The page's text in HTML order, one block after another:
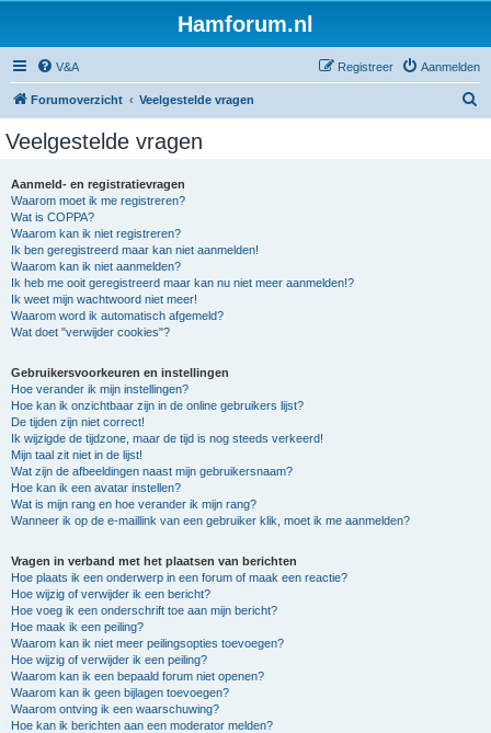
Hamforum.nl
V&A Aanmelden
Registreer
Forumoverzicht Veelgestelde vragen
Veelgestelde vragen
Aanmeld- en registratievragen
Waarom moet ik me registreren?
Wat is COPPA?
Waarom kan ik niet registreren?
Ik ben geregistreerd maar kan niet aanmelden!
Waarom kan ik niet aanmelden?
Ik heb me ooit geregistreerd maar kan nu niet meer aanmelden!?
Ik weet mijn wachtwoord niet meer!
Waarom word ik automatisch afgemeld?
Wat doet "verwijder cookies"?
Gebruikersvoorkeuren en instellingen
Hoe verander ik mijn instellingen?
Hoe kan ik onzichtbaar zijn in de online gebruikers lijst?
De tijden zijn niet correct!
Ik wijzigde de tijdzone, maar de tijd is nog steeds verkeerd!
Mijn taal zit niet in de lijst!
Wat zijn de afbeeldingen naast mijn gebruikersnaam?
Hoe kan ik een avatar instellen?
Wat is mijn rang en hoe verander ik mijn rang?
Wanneer ik op de e-maillink van een gebruiker klik, moet ik me aanmelden?
Vragen in verband met het plaatsen van berichten
Hoe plaats ik een onderwerp in een forum of maak een reactie?
Hoe wijzig of verwijder ik een bericht?
Hoe voeg ik een onderschrift toe aan mijn bericht?
Hoe maak ik een peiling?
Waarom kan ik niet meer peilingsopties toevoegen?
Hoe wijzig of verwijder ik een peiling?
Waarom kan ik een bepaald forum niet openen?
Waarom kan ik geen bijlagen toevoegen?
Waarom ontving ik een waarschuwing?
Hoe kan ik berichten aan een moderator melden?